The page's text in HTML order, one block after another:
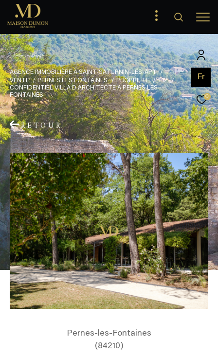
Fr
0
Votrerecherche
AGENCE IMMOBILIÈRE À SAINT-SATURNIN-LÉS-APT
VENTE
PERNES LES FONTAINES PROPRIETE
T12
CONFIDENTIEL VILLA D ARCHITECTE A PERNES LES
FONTAINES
RETOUR
Pernes-les-Fontaines
(84210)